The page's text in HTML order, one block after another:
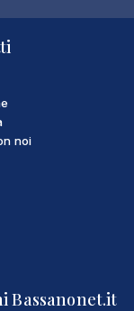
noi
Bassanonet.it